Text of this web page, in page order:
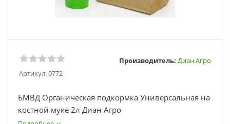
Артикул:0772
Производитель: Диан Агро
БМВД Органическая подкормка Универсальная на
костной муке 2л Диан Агро